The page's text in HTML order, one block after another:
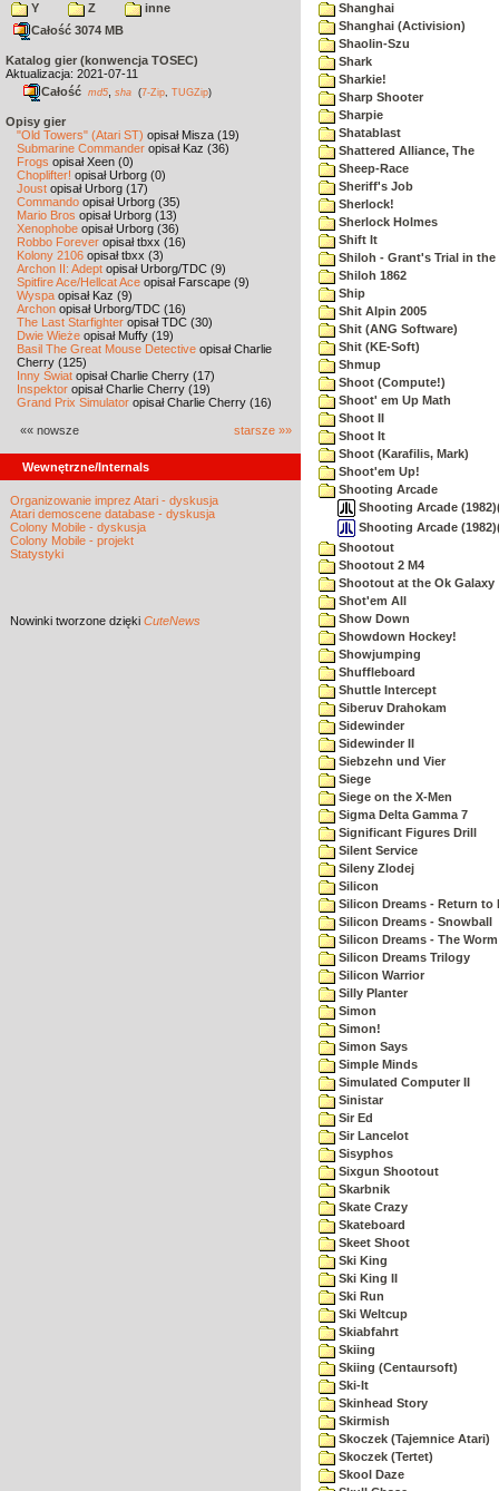
Y
Z
inne
Całość 3074 MB
Katalog gier (konwencja TOSEC)
Aktualizacja: 2021-07-11
Całość md5 sha (7-Zip TUGZip)
Opisy gier
"Old Towers" (Atari ST) opisał Misza (19)
Submarine Commander opisał Kaz (36)
Frogs opisał Xeen (0)
Choplifter! opisał Urborg (0)
Joust opisał Urborg (17)
Commando opisał Urborg (35)
Mario Bros opisał Urborg (13)
Xenophobe opisał Urborg (36)
Robbo Forever opisał tbxx (16)
Kolony 2106 opisał tbxx (3)
Archon II: Adept opisał Urborg/TDC (9)
Spitfire Ace/Hellcat Ace opisał Farscape (9)
Wyspa opisał Kaz (9)
Archon opisał Urborg/TDC (16)
The Last Starfighter opisał TDC (30)
Dwie Wieże opisał Muffy (19)
Basil The Great Mouse Detective opisał Charlie
Cherry (125)
Inny Świat opisał Charlie Cherry (17)
Inspektor opisał Charlie Cherry (19)
Grand Prix Simulator opisał Charlie Cherry (16)
«« nowsze starsze »»
Wewnętrzne/Internals
Organizowanie imprez Atari - dyskusja
Atari demoscene database - dyskusja
Colony Mobile - dyskusja
Colony Mobile - projekt
Statystyki
Nowinki tworzone dzięki CuteNews
Shanghai
Shanghai (Activision)
Shaolin-Szu
Shark
Sharkie!
Sharp Shooter
Sharpie
Shatablast
Shattered Alliance, The
Sheep-Race
Sheriff's Job
Sherlock!
Sherlock Holmes
Shift It
Shiloh - Grant's Trial in the
Shiloh 1862
Ship
Shit Alpin 2005
Shit (ANG Software)
Shit (KE-Soft)
Shmup
Shoot (Compute!)
Shoot' em Up Math
Shoot II
Shoot It
Shoot (Karafilis, Mark)
Shoot'em Up!
Shooting Arcade
Shooting Arcade
Shooting Arcade
Shootout
Shootout 2 M4
Shootout at the Ok Galaxy
Shot'em All
Show Down
Showdown Hockey!
Showjumping
Shuffleboard
Shuttle Intercept
Siberuv Drahokam
Sidewinder
Sidewinder II
Siebzehn und Vier
Siege
Siege on the X-Men
Sigma Delta Gamma 7
Significant Figures Drill
Silent Service
Sileny Zlodej
Silicon
Silicon Dreams - Return to
Silicon Dreams - Snowball
Silicon Dreams - The
Silicon Dreams Trilogy
Silicon Warrior
Silly Planter
Simon
Simon!
Simon Says
Simple Minds
Simulated Computer II
Sinistar
Sir Ed
Sir Lancelot
Sisyphos
Sixgun Shootout
Skarbnik
Skate Crazy
Skateboard
Skeet Shoot
Ski King
Ski King II
Ski Run
Ski Weltcup
Skiabfahrt
Skiing
Skiing (Centaursoft)
Ski-It
Skinhead Story
Skirmish
Skoczek (Tajemnice Atari)
Skoczek (Tertet)
Skool Daze